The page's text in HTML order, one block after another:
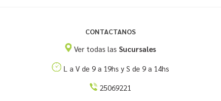
CONTACTANOS
Ver todas lasSucursales
L a V de 9 a 19hs y S de 9 a 14hs
25069221